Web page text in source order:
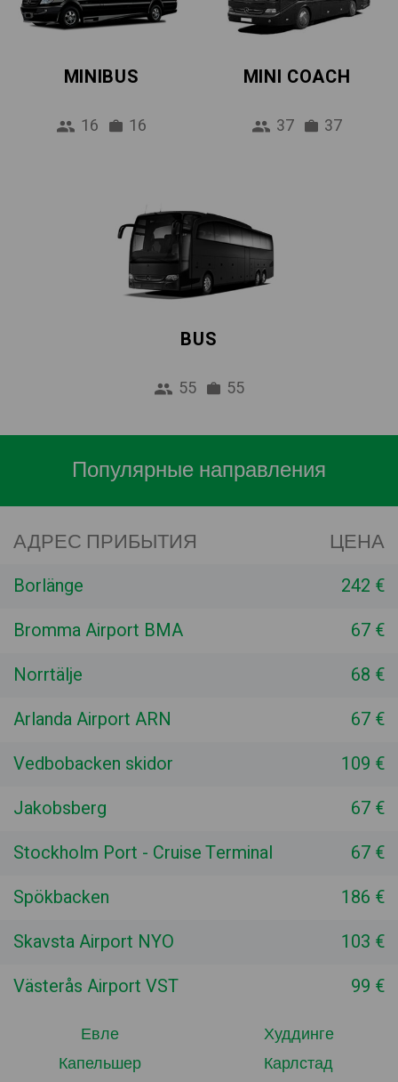
MINIBUS
16 16
MINI COACH
37 37
BUS
55 55
Популярные направления
АДРЕС ПРИБЫТИЯ ЦЕНА
Borlänge
242 €
Bromma Airport BMA
67 €
Norrtälje
68 €
Arlanda Airport ARN
67 €
Vedbobacken skidor
109 €
Jakobsberg
67 €
Stockholm Port - Cruise Terminal
67 €
Spökbacken
186 €
Skavsta Airport NYO
103 €
Västerås Airport VST
99 €
Евле
Худдинге
Капельшер
Карлстад